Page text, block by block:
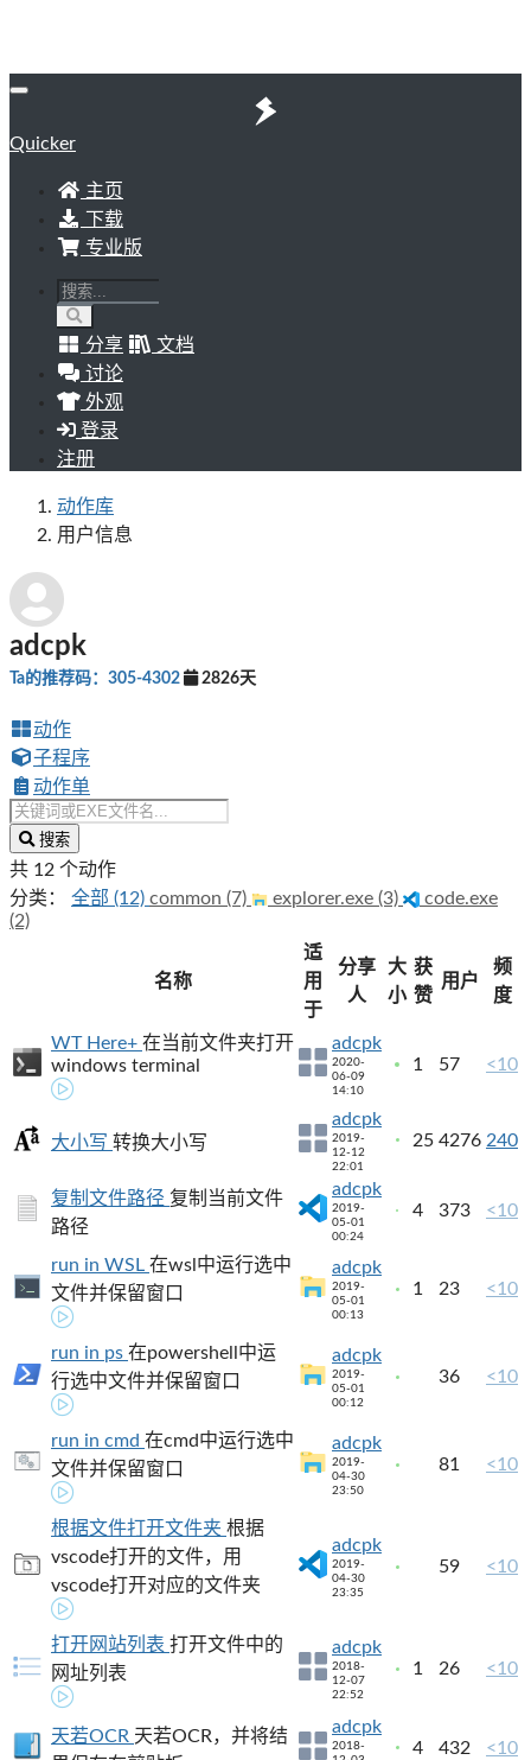
Quicker
主页
下载
专业版
分享
文档
讨论
外观
登录
注册
动作库
用户信息
adcpk
Ta的推荐码：305-4302 2826天
动作
子程序
动作单
搜索
共 12 个动作
分类：
全部 (12) common (7) explorer.exe (3)
code.exe
(2)
名称
适
用
于
分享
人
大
小
获
赞
用户
频
度
WT Here+ 在当前文件夹打开
windows terminal
adcpk
2020-
06-09
14:10
1 57 <10
大小写 转换大小写
adcpk
2019-
12-12
22:01
25 4276 240
复制文件路径 复制当前文件
路径
adcpk
2019-
05-01
00:24
4 373 <10
run in WSL 在wsl中运行选中
文件并保留窗口
adcpk
2019-
05-01
00:13
1 23 <10
run in ps 在powershell中运
行选中文件并保留窗口
adcpk
2019-
05-01
00:12
36 <10
run in cmd 在cmd中运行选中
文件并保留窗口
adcpk
2019-
04-30
23:50
81 <10
根据文件打开文件夹 根据
vscode打开的文件，用
vscode打开对应的文件夹
adcpk
2019-
04-30
23:35
59 <10
打开网站列表 打开文件中的
网址列表
adcpk
2018-
12-07
22:52
1 26 <10
天若OCR 天若OCR，并将结
adcpk
2018-
4 432 <10